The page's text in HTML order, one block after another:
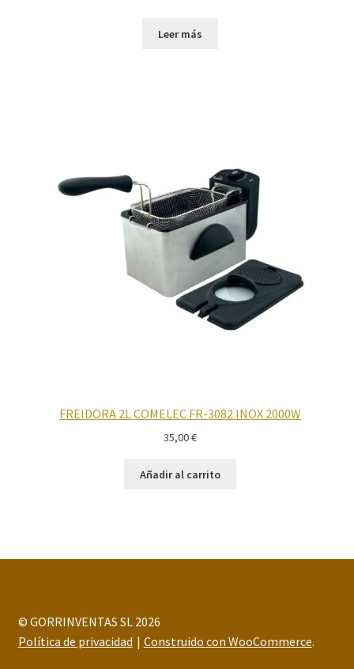
Leer más
FREIDORA 2L COMELEC FR-3082 INOX 2000W
35,00€
Añadir al carrito
© GORRINVENTAS SL 2026
Política de privacidad
Construido con WooCommerce.